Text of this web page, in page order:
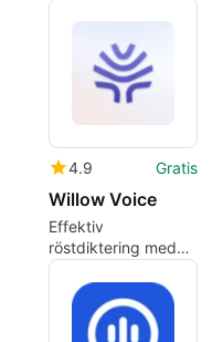
status för CLI AI-
agenter
4.9 Gratis
Willow Voice
Effektiv
röstdiktering med
Willow Voice